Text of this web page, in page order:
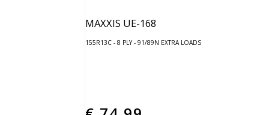
MAXXIS UE-168
155R13C - 8 PLY - 91/89N EXTRA LOADS